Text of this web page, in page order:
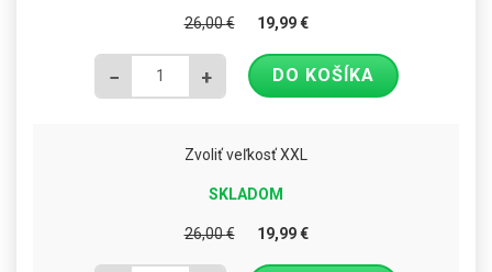
26,00€ 19,99€
− + DO KOŠÍKA
Zvoliť veľkosť XXL
SKLADOM
26,00€ 19,99€